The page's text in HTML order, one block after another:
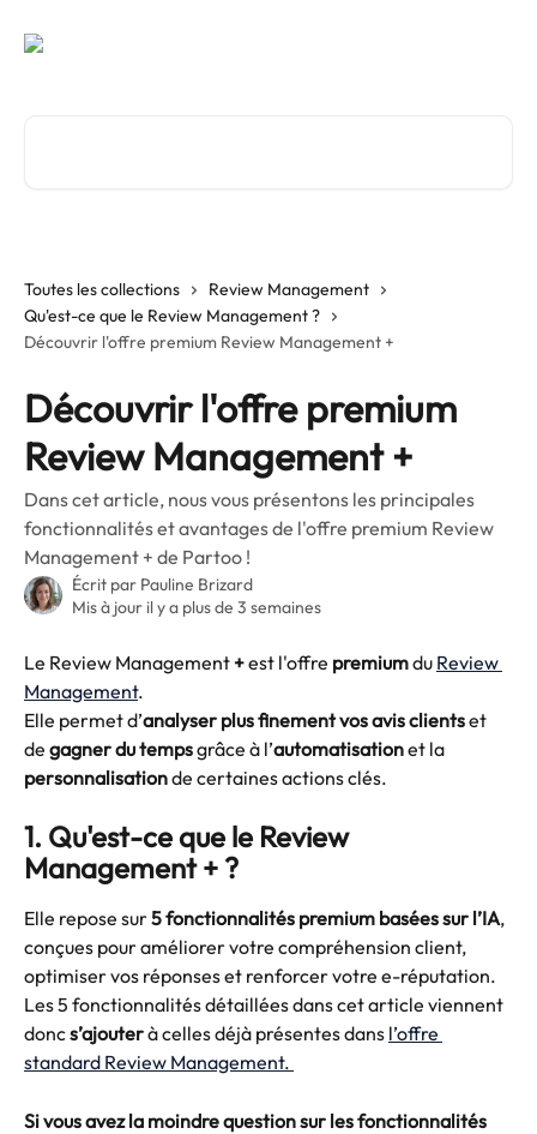
Toutes les collections
Review Management
Qu'est-ce que le Review Management ?
Découvrir l'offre premium Review Management +
Découvrir l'offre premium
Review Management +
Dans cet article, nous vous présentons les principales
fonctionnalités et avantages de l'offre premium Review
Management + de Partoo !
Écrit par Pauline Brizard
Mis à jour il y a plus de 3 semaines
Le Review Management + est l'offre premium du Review
Management.
Elle permet d’analyser plus finement vos avis clients et
de gagner du temps grâce à l’automatisation et la
personnalisation de certaines actions clés.
1. Qu'est-ce que le Review
Management + ?
Elle repose sur 5 fonctionnalités premium basées sur l’IA,
conçues pour améliorer votre compréhension client,
optimiser vos réponses et renforcer votre e-réputation.
Les 5 fonctionnalités détaillées dans cet article viennent
donc s’ajouter à celles déjà présentes dans l’offre
standard Review Management.
Si vous avez la moindre question sur les fonctionnalités